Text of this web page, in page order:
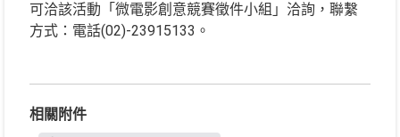
可洽該活動「微電影創意競賽徵件小組」洽詢，聯繫
方式：電話(02)-23915133。
相關附件